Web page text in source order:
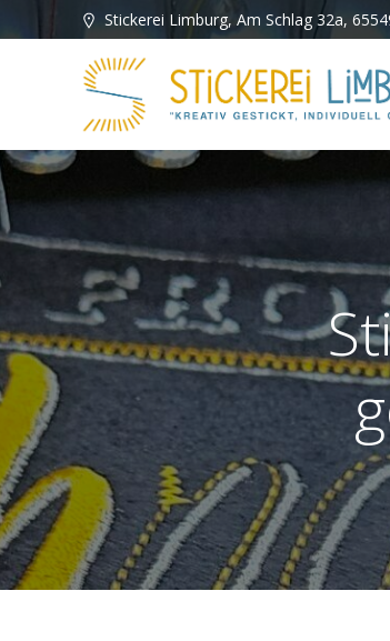
Inhalt
Stickerei Limburg, Am Schlag 32a,